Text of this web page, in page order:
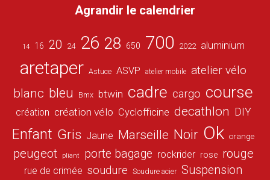
Agrandir le calendrier
14 16 20 24 26 28 650 700 2022 aluminium
aretaper Astuce ASVP atelier mobile atelier vélo
blanc bleu Bmx btwin cadre cargo course
création création vélo Cyclofficine decathlon DIY
Enfant Gris Jaune Marseille Noir Ok orange
peugeot pliant porte bagage rockrider rose rouge
rue de crimée soudure Soudure acier Suspension